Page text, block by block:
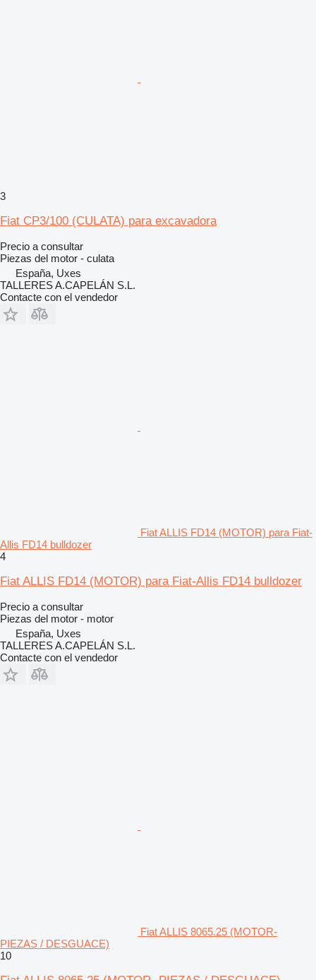
3
Fiat CP3/100 (CULATA) para excavadora
Precio a consultar
Piezas del motor - culata
España, Uxes
TALLERES A.CAPELÁN S.L.
Contacte con el vendedor
Fiat ALLIS FD14 (MOTOR) para Fiat-
Allis FD14 bulldozer
4
Fiat ALLIS FD14 (MOTOR) para Fiat-Allis FD14 bulldozer
Precio a consultar
Piezas del motor - motor
España, Uxes
TALLERES A.CAPELÁN S.L.
Contacte con el vendedor
Fiat ALLIS 8065.25 (MOTOR-
PIEZAS / DESGUACE)
10